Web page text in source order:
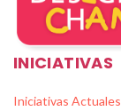
INICIATIVAS
Iniciativas Actuales